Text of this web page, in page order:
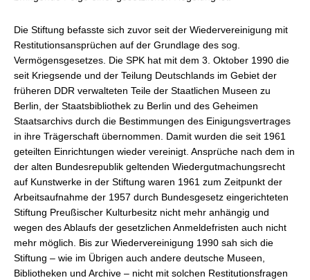
Die Stiftung befasste sich zuvor seit der Wiedervereinigung mit
Restitutionsansprüchen auf der Grundlage des sog.
Vermögensgesetzes. Die SPK hat mit dem 3. Oktober 1990 die
seit Kriegsende und der Teilung Deutschlands im Gebiet der
früheren DDR verwalteten Teile der Staatlichen Museen zu
Berlin, der Staatsbibliothek zu Berlin und des Geheimen
Staatsarchivs durch die Bestimmungen des Einigungsvertrages
in ihre Trägerschaft übernommen. Damit wurden die seit 1961
geteilten Einrichtungen wieder vereinigt. Ansprüche nach dem in
der alten Bundesrepublik geltenden Wiedergutmachungsrecht
auf Kunstwerke in der Stiftung waren 1961 zum Zeitpunkt der
Arbeitsaufnahme der 1957 durch Bundesgesetz eingerichteten
Stiftung Preußischer Kulturbesitz nicht mehr anhängig und
wegen des Ablaufs der gesetzlichen Anmeldefristen auch nicht
mehr möglich. Bis zur Wiedervereinigung 1990 sah sich die
Stiftung – wie im Übrigen auch andere deutsche Museen,
Bibliotheken und Archive – nicht mit solchen Restitutionsfragen